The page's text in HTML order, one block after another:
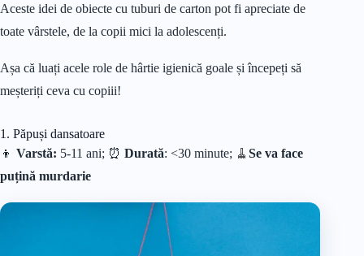
Aceste idei de obiecte cu tuburi de carton pot fi apreciate de
toate vârstele, de la copii mici la adolescenți.
Așa că luați acele role de hârtie igienică goale și începeți să
meșteriți ceva cu copiii!
1. Păpuși dansatoare
👦 Varstă: 5-11 ani; ⏰ Durată: <30 minute; 🧹 Se va face
puțină murdarie